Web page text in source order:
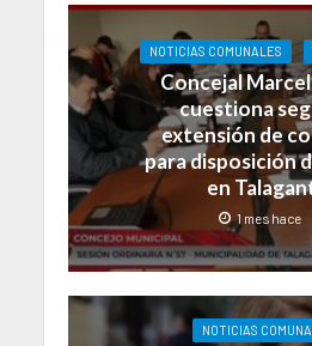
NOTICIAS COMUNALES
Concejal
cuestiona
extensión de
para disposición
en
1 mes hace
NOTICIAS